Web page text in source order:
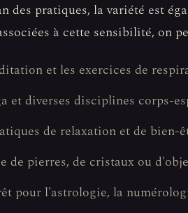
des pratiques, la variété est
à cette sensibilité, on
et les exercices de
et diverses disciplines corps-
de relaxation et de bien-
de pierres, de cristaux ou
pour l'astrologie, la